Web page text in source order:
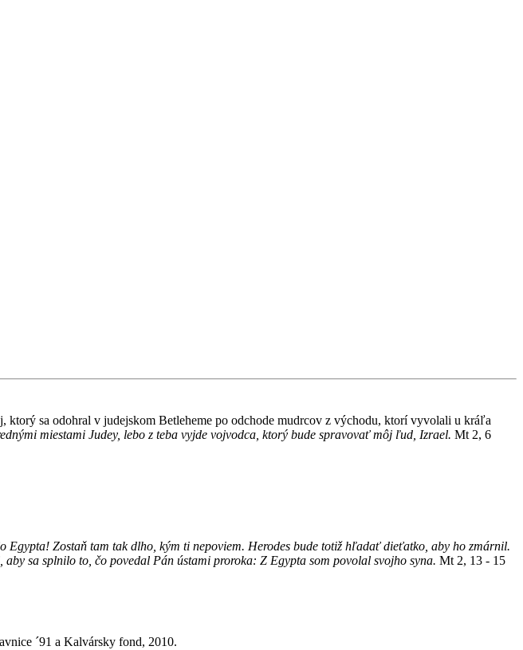
ktorý sa odohral v judejskom Betleheme po odchode mudrcov z východu, ktorí vyvolali u kráľa
miestami Judey, lebo z teba vyjde vojvodca, ktorý bude spravovať môj ľud, Izrael. Mt 2, 6
Zostaň tam tak dlho, kým ti nepoviem. Herodes bude totiž hľadať dieťatko, aby ho zmárnil.
sa splnilo to, čo povedal Pán ústami proroka: Z Egypta som povolal svojho syna. Mt 2, 13 - 15
´91 a Kalvársky fond, 2010.